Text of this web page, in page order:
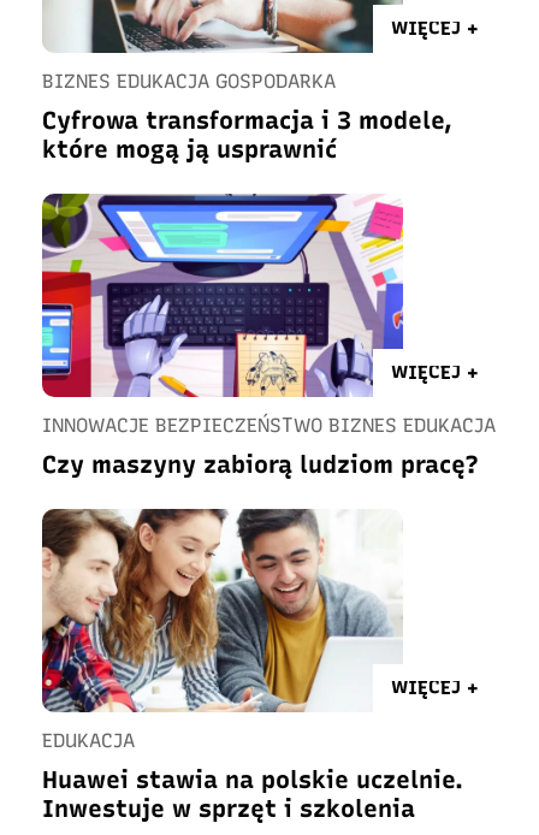
WIĘCEJ +
BIZNES EDUKACJA GOSPODARKA
Cyfrowa transformacja i 3 modele,
które mogą ją usprawnić
WIĘCEJ +
INNOWACJE BEZPIECZEŃSTWO BIZNES EDUKACJA
Czy maszyny zabiorą ludziom pracę?
WIĘCEJ +
EDUKACJA
Huawei stawia na polskie uczelnie.
Inwestuje w sprzęt i szkolenia